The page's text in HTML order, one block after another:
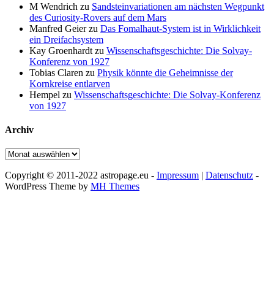
M Wendrich zu Sandsteinvariationen am nächsten Wegpunkt
des Curiosity-Rovers auf dem Mars
Manfred Geierzu Das Fomalhaut-System ist in Wirklichkeit
ein Dreifachsystem
Kay Groenhardt zu Wissenschaftsgeschichte: Die Solvay-
Konferenz von 1927
Tobias Claren zu Physik könnte die Geheimnisse der
Kornkreise entlarven
Hempel zu Wissenschaftsgeschichte: Die Solvay-Konferenz
von 1927
Archiv
Archiv
Copyright © 2011-2022 astropage.eu - Impressum | Datenschutz -
WordPress Theme by MH Themes